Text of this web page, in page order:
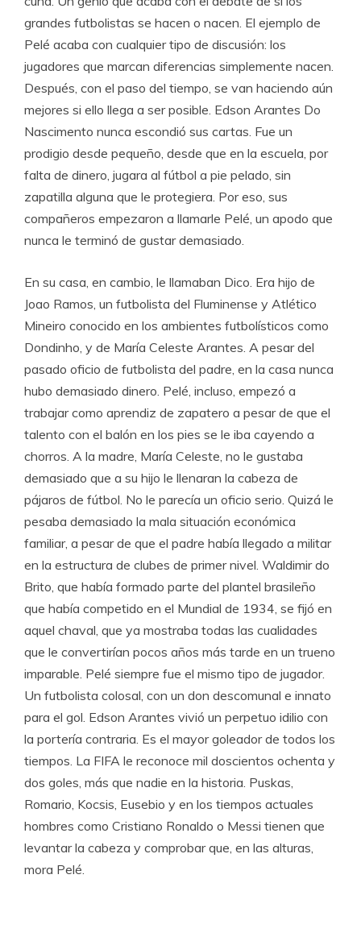
grandes futbolistas se hacen o nacen. El ejemplo de
Pelé acaba con cualquier tipo de discusión: los
jugadores que marcan diferencias simplemente nacen.
Después, con el paso del tiempo, se van haciendo aún
mejores si ello llega a ser posible. Edson Arantes Do
Nascimento nunca escondió sus cartas. Fue un
prodigio desde pequeño, desde que en la escuela, por
falta de dinero, jugara al fútbol a pie pelado, sin
zapatilla alguna que le protegiera. Por eso, sus
compañeros empezaron a llamarle Pelé, un apodo que
nunca le terminó de gustar demasiado.
En su casa, en cambio, le llamaban Dico. Era hijo de
Joao Ramos, un futbolista del Fluminense y Atlético
Mineiro conocido en los ambientes futbolísticos como
Dondinho, y de María Celeste Arantes. A pesar del
pasado oficio de futbolista del padre, en la casa nunca
hubo demasiado dinero. Pelé, incluso, empezó a
trabajar como aprendiz de zapatero a pesar de que el
talento con el balón en los pies se le iba cayendo a
chorros. A la madre, María Celeste, no le gustaba
demasiado que a su hijo le llenaran la cabeza de
pájaros de fútbol. No le parecía un oficio serio. Quizá le
pesaba demasiado la mala situación económica
familiar, a pesar de que el padre había llegado a militar
en la estructura de clubes de primer nivel. Waldimir do
Brito, que había formado parte del plantel brasileño
que había competido en el Mundial de 1934, se fijó en
aquel chaval, que ya mostraba todas las cualidades
que le convertirían pocos años más tarde en un trueno
imparable. Pelé siempre fue el mismo tipo de jugador.
Un futbolista colosal, con un don descomunal e innato
para el gol. Edson Arantes vivió un perpetuo idilio con
la portería contraria. Es el mayor goleador de todos los
tiempos. La FIFA le reconoce mil doscientos ochenta y
dos goles, más que nadie en la historia. Puskas,
Romario, Kocsis, Eusebio y en los tiempos actuales
hombres como Cristiano Ronaldo o Messi tienen que
levantar la cabeza y comprobar que, en las alturas,
mora Pelé.